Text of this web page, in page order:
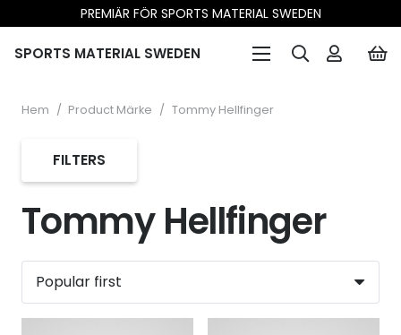
PREMIÄR FÖR SPORTS MATERIAL SWEDEN
SPORTS MATERIAL SWEDEN
Hem / Product Märke / Tommy Hellfinger
Tommy Hellfinger
FILTERS